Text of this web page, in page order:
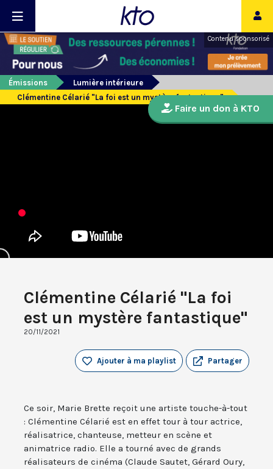
Contenu sponsorisé
Émissions
Lumière intérieure
Clémentine Célarié "La foi est un mystère fantastique"
Clémentine Célarié "La foi
est un mystère fantastique"
20/11/2021
Partager
Ajouter à ma playlist
Ce soir, Marie Brette reçoit une artiste touche-à-tout
: Clémentine Célarié est en effet tour à tour actrice,
réalisatrice, chanteuse, metteur en scène et
animatrice radio. Elle a tourné avec de grands
réalisateurs de cinéma (Claude Sautet, Gérard Oury,
Faire un don à KTO